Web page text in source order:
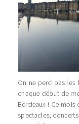
On ne perd pas les
chaque début de
Bordeaux ! Ce mois
spectacles,